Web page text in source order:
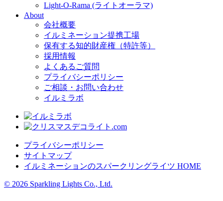
Light-O-Rama (ライトオーラマ)
About
会社概要
イルミネーション提携工場
保有する知的財産権（特許等）
採用情報
よくあるご質問
プライバシーポリシー
ご相談・お問い合わせ
イルミラボ
プライバシーポリシー
サイトマップ
イルミネーションのスパークリングライツ HOME
© 2026 Sparkling Lights Co., Ltd.